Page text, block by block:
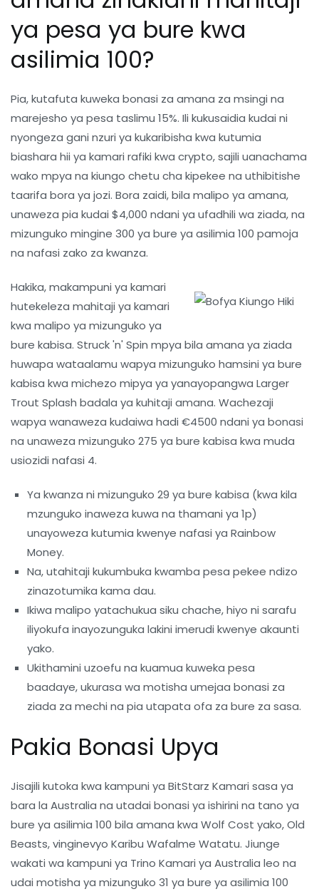
ya pesa ya bure kwa
asilimia 100?
Pia, kutafuta kuweka bonasi za amana za msingi na
marejesho ya pesa taslimu 15%. Ili kukusaidia kudai ni
nyongeza gani nzuri ya kukaribisha kwa kutumia
biashara hii ya kamari rafiki kwa crypto, sajili uanachama
wako mpya na kiungo chetu cha kipekee na uthibitishe
taarifa bora ya jozi. Bora zaidi, bila malipo ya amana,
unaweza pia kudai $4,000 ndani ya ufadhili wa ziada, na
mizunguko mingine 300 ya bure ya asilimia 100 pamoja
na nafasi zako za kwanza.
Hakika, makampuni ya kamari
hutekeleza mahitaji ya kamari
kwa malipo ya mizunguko ya
bure kabisa. Struck 'n' Spin mpya bila amana ya ziada
huwapa wataalamu wapya mizunguko hamsini ya bure
kabisa kwa michezo mipya ya yanayopangwa Larger
Trout Splash badala ya kuhitaji amana. Wachezaji
wapya wanaweza kudaiwa hadi €4500 ndani ya bonasi
na unaweza mizunguko 275 ya bure kabisa kwa muda
usiozidi nafasi 4.
Ya kwanza ni mizunguko 29 ya bure kabisa (kwa kila
mzunguko inaweza kuwa na thamani ya 1p)
unayoweza kutumia kwenye nafasi ya Rainbow
Money.
Na, utahitaji kukumbuka kwamba pesa pekee ndizo
zinazotumika kama dau.
Ikiwa malipo yatachukua siku chache, hiyo ni sarafu
iliyokufa inayozunguka lakini imerudi kwenye akaunti
yako.
Ukithamini uzoefu na kuamua kuweka pesa
baadaye, ukurasa wa motisha umejaa bonasi za
ziada za mechi na pia utapata ofa za bure za sasa.
Pakia Bonasi Upya
Jisajili kutoka kwa kampuni ya BitStarz Kamari sasa ya
bara la Australia na utadai bonasi ya ishirini na tano ya
bure ya asilimia 100 bila amana kwa Wolf Cost yako, Old
Beasts, vinginevyo Karibu Wafalme Watatu. Jiunge
wakati wa kampuni ya Trino Kamari ya Australia leo na
udai motisha ya mizunguko 31 ya bure ya asilimia 100